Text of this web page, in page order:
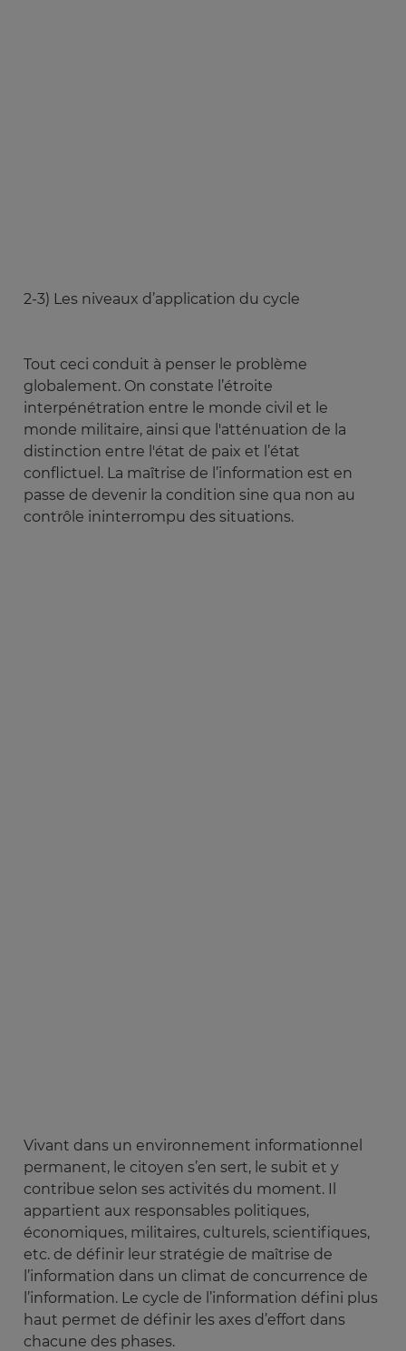
2-3) Les niveaux d’application du cycle
Tout ceci conduit à penser le problème
globalement. On constate l’étroite
interpénétration entre le monde civil et le
monde militaire, ainsi que l'atténuation de la
distinction entre l'état de paix et l’état
conflictuel. La maîtrise de l’information est en
passe de devenir la condition sine qua non au
contrôle ininterrompu des situations.
Vivant dans un environnement informationnel
permanent, le citoyen s’en sert, le subit et y
contribue selon ses activités du moment. Il
appartient aux responsables politiques,
économiques, militaires, culturels, scientifiques,
etc. de définir leur stratégie de maîtrise de
l’information dans un climat de concurrence de
l’information. Le cycle de l’information défini plus
haut permet de définir les axes d’effort dans
chacune des phases.